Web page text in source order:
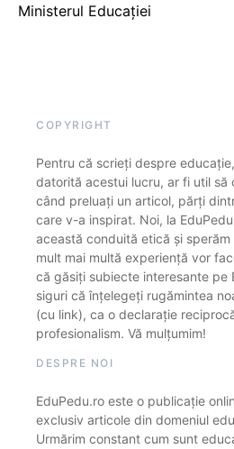
Ministerul Educației
COPYRIGHT
Pentru că scrieți despre
datorită acestui lucru, ar fi util să
când preluați un articol, părți
care v-a inspirat. Noi, la
această conduită etică și
mult mai multă experiență vor
că găsiți subiecte interesante pe
siguri că înțelegeți rugămintea
(cu link), ca o declarație
profesionalism. Vă mulțumim!
DESPRE NOI
EduPedu.ro este o publicație
exclusiv articole din domeniul
Urmărim constant cum sunt